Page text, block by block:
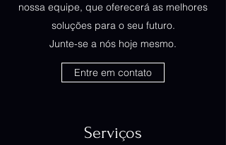
Serviços
nossa equipe, que oferecerá as melhores
soluções para o seu futuro.
Junte-se a nós hoje mesmo.
Entre em contato